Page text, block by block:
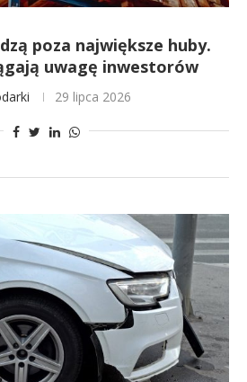
poza największe huby.
uwagę inwestorów
29 lipca 2026